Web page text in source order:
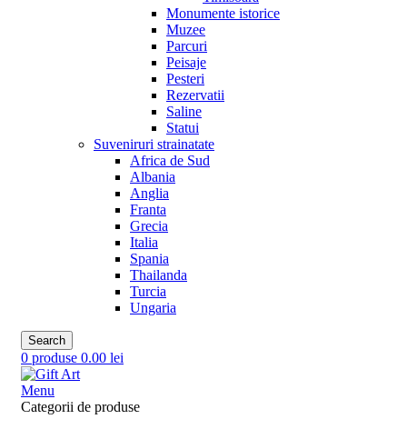
Monumente istorice
Muzee
Parcuri
Peisaje
Pesteri
Rezervatii
Saline
Statui
Suveniruri strainatate
Africa de Sud
Albania
Anglia
Franta
Grecia
Italia
Spania
Thailanda
Turcia
Ungaria
Search
0 produse 0.00 lei
Menu
Categorii de produse